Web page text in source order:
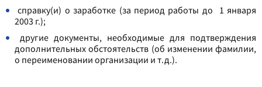
справку(и) о заработке (за период работы до 1 января
2003 г.);
другие документы, необходимые для подтверждения
дополнительных обстоятельств (об изменении фамилии,
о переименовании организации и т.д.).